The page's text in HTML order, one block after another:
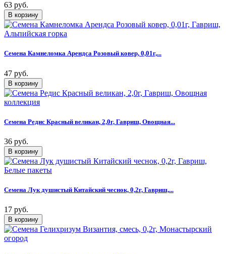
63 руб.
Семена Камнеломка Арендса Розовый ковер, 0,01г,...
47 руб.
Семена Редис Красный великан, 2,0г, Гавриш, Овощная...
36 руб.
Семена Лук душистый Китайский чеснок, 0,2г, Гавриш,...
17 руб.